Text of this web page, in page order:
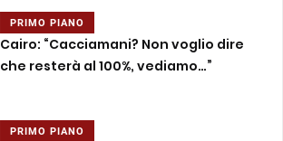
PRIMO PIANO
Cairo: “Cacciamani? Non voglio dire
che resterà al 100%, vediamo…”
PRIMO PIANO